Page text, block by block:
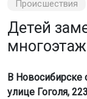
Происшествия
Детей
В Новосибирске
улице Гоголя,